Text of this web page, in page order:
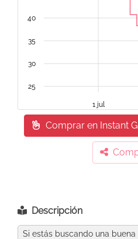
1 jul
25
30
35
40
Comprar en Instant
Descripción
Si estás buscando una buena